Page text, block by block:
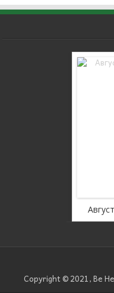
Copyright © 2021, Be